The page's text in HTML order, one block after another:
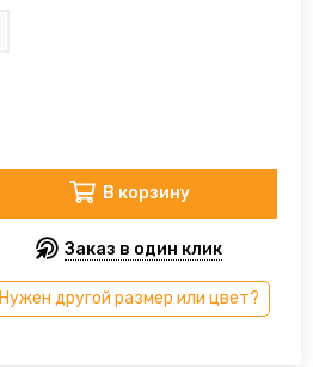
В корзину
Заказ в один клик
Нужен другой размер или цвет?